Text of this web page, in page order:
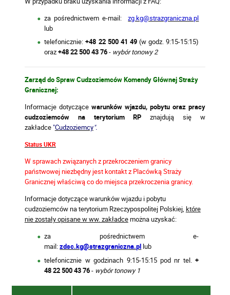
za pośrednictwem e-mail:zg.kg@strazgraniczna.pl
lub
telefonicznie:+48 22 500 41 49(w godz. 9:15-15:15)
oraz+48 22 500 43 76- wybór tonowy 2
Zarząd do Spraw Cudzoziemców Komendy Głównej Straży
Granicznej:
Informacje dotyczące warunków wjazdu, pobytu oraz pracy
cudzoziemców na terytorium RP
znajdują się w
zakładce"Cudzoziemcy".
Status UKR
W sprawach związanych z przekroczeniem granicy
państwowej niezbędny jest kontakt z Placówką Straży
Granicznej właściwą co do miejsca przekroczenia granicy.
Informacje dotyczące warunków wjazdu i pobytu
cudzoziemców na terytorium Rzeczypospolitej Polskiej, które
nie zostały opisane w ww. zakładcemożna uzyskać:
za pośrednictwem e-
mail:zdsc.kg@strazgraniczna.pl lub
telefonicznie w godzinach 9:15-15:15 pod nr tel.+
48 22 500 43 76- wybór tonowy 1